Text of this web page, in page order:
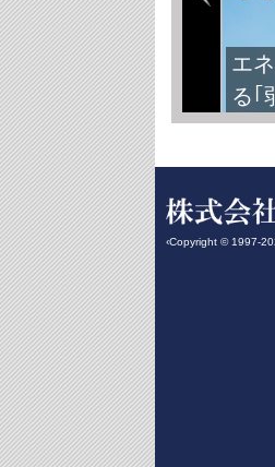
エ
る｢
‹Copyright © 1997-